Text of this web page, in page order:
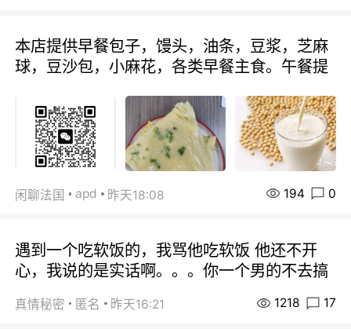
本店提供早餐包子，馒头，油条，豆浆，芝麻
球，豆沙包，小麻花，各类早餐主食。午餐提
闲聊法国 apd 昨天18:08 194 0
遇到一个吃软饭的，我骂他吃软饭 他还不开
心，我说的是实话啊。。。你一个男的不去搞
真情秘密 匿名 昨天16:21 1218 17